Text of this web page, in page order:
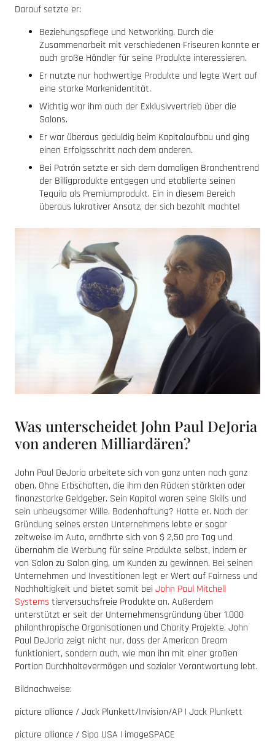
Darauf setzte er:
Beziehungspflege und Networking. Durch die
Zusammenarbeit mit verschiedenen Friseuren konnte er
auch große Händler für seine Produkte interessieren.
Er nutzte nur hochwertige Produkte und legte Wert auf
eine starke Markenidentität.
Wichtig war ihm auch der Exklusivvertrieb über die
Salons.
Er war überaus geduldig beim Kapitalaufbau und ging
einen Erfolgsschritt nach dem anderen.
Bei Patrón setzte er sich dem damaligen Branchentrend
der Billigprodukte entgegen und etablierte seinen
Tequila als Premiumprodukt. Ein in diesem Bereich
überaus lukrativer Ansatz, der sich bezahlt machte!
Was unterscheidet John Paul DeJoria
von anderen Milliardären?
John Paul DeJoria arbeitete sich von ganz unten nach ganz
oben. Ohne Erbschaften, die ihm den Rücken stärkten oder
finanzstarke Geldgeber. Sein Kapital waren seine Skills und
sein unbeugsamer Wille. Bodenhaftung? Hatte er. Nach der
Gründung seines ersten Unternehmens lebte er sogar
zeitweise im Auto, ernährte sich von $ 2,50 pro Tag und
übernahm die Werbung für seine Produkte selbst, indem er
von Salon zu Salon ging, um Kunden zu gewinnen. Bei seinen
Unternehmen und Investitionen legt er Wert auf Fairness und
Nachhaltigkeit und bietet somit bei John Paul Mitchell
Systems tierversuchsfreie Produkte an. Außerdem
unterstützt er seit der Unternehmensgründung über 1.000
philanthropische Organisationen und Charity Projekte. John
Paul DeJoria zeigt nicht nur, dass der American Dream
funktioniert, sondern auch, wie man ihn mit einer großen
Portion Durchhaltevermögen und sozialer Verantwortung lebt.
Bildnachweise:
picture alliance / Jack Plunkett/Invision/AP | Jack Plunkett
picture alliance / Sipa USA | imageSPACE